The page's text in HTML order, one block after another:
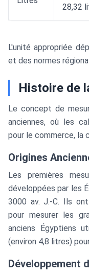
28,32
L'unité appropriée
et des normes
Histoire de
Le concept de
anciennes, où les
pour le commerce, la
Origines
Les premières
développées par les
3000 av. J.-C. Ils
pour mesurer les
anciens Égyptiens
(environ 4,8 litres)
Développement